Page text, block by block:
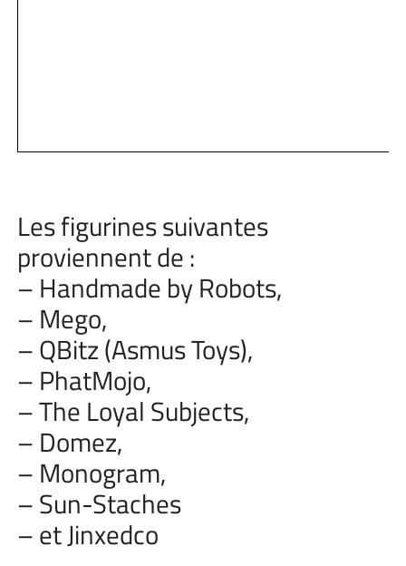
Les figurines suivantes
proviennent de :
– Handmade by Robots,
– Mego,
– QBitz (Asmus Toys),
– PhatMojo,
– The Loyal Subjects,
– Domez,
– Monogram,
– Sun-Staches
– et Jinxedco